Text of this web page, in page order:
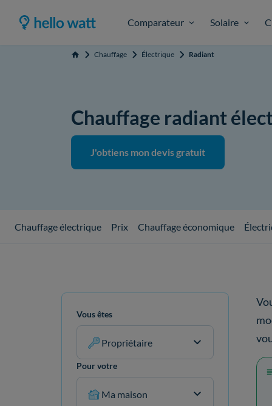
Comparateur Solaire
Accueil Chauffage Électrique Radiant
Chauffage radiant
J'obtiens mon devis gratuit
Chauffage électrique Prix Chauffage économique
Vous êtes
Propriétaire
Pour votre
Ma maison